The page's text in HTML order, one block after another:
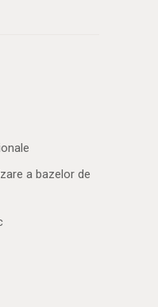
a bazelor de